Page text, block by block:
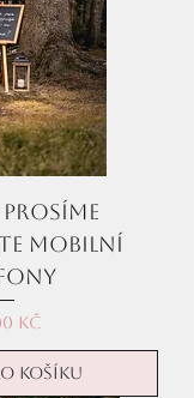
mobilní
Kč
košíku